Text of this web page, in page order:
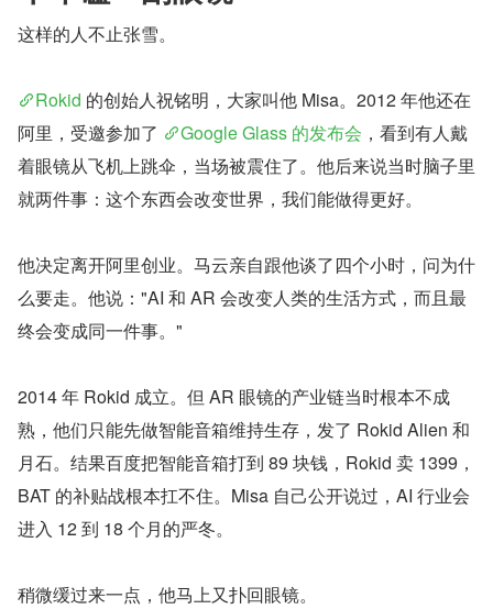
这样的人不止张雪。
Rokid 的创始人祝铭明，大家叫他 Misa。2012 年他还在
阿里，受邀参加了
Google Glass 的发布会 ，看到有人戴
着眼镜从飞机上跳伞，当场被震住了。他后来说当时脑子里
就两件事：这个东西会改变世界，我们能做得更好。
他决定离开阿里创业。马云亲自跟他谈了四个小时，问为什
么要走。他说："AI 和 AR 会改变人类的生活方式，而且最
终会变成同一件事。"
2014 年 Rokid 成立。但 AR 眼镜的产业链当时根本不成
熟，他们只能先做智能音箱维持生存，发了 Rokid Alien 和
月石。结果百度把智能音箱打到 89 块钱，Rokid 卖 1399，
BAT 的补贴战根本扛不住。Misa 自己公开说过，AI 行业会
进入 12 到 18 个月的严冬。
稍微缓过来一点，他马上又扑回眼镜。